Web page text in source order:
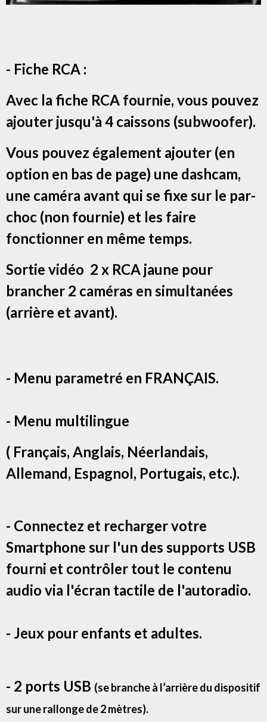
- Fiche RCA :
Avec la fiche RCA fournie, vous pouvez
ajouter jusqu'à 4 caissons (subwoofer).
Vous pouvez également ajouter (en
option en bas de page) une dashcam,
une caméra avant qui se fixe sur le par-
choc (non fournie) et les faire
fonctionner en même temps.
Sortie vidéo 2 x RCA jaune pour
brancher 2 caméras en simultanées
(arrière et avant).
- Menu parametré en FRANÇAIS.
- Menu multilingue
( Français, Anglais, Néerlandais,
Allemand, Espagnol, Portugais, etc.).
- Connectez et recharger votre
Smartphone sur l'un des supports USB
fourni et contrôler tout le contenu
audio via l'écran tactile de l'autoradio.
- Jeux pour enfants et adultes.
- 2 ports USB (se branche à l’arrière du dispositif
sur une rallonge de 2 mètres).